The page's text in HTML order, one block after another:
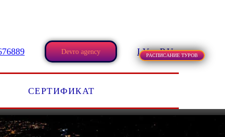
РАСПИСАНИЕ ТУРОВ
Devro agency LV RU
СЕРТИФИКАТ